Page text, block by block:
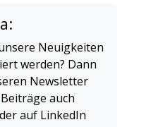
Neuigkeiten
werden? Dann
Newsletter
auch
auf LinkedIn